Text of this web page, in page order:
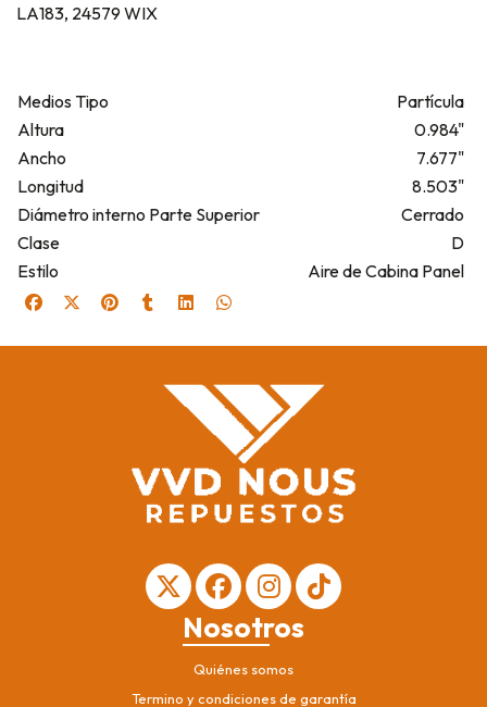
LA183, 24579 WIX
Medios Tipo
Partícula
Altura
0.984"
Ancho
7.677"
Longitud
8.503"
Diámetro interno Parte Superior
Cerrado
Clase
D
Estilo
Aire de Cabina Panel
Nosotros
Quiénes somos
Termino y condiciones de garantía